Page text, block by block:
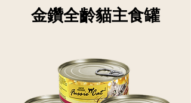
金鑽全齡貓主食罐